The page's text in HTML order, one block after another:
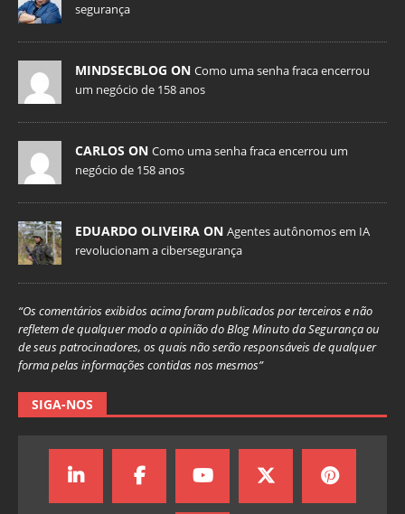
segurança
MINDSECBLOG ON Como uma senha fraca encerrou
um negócio de 158 anos
CARLOS ON Como uma senha fraca encerrou um
negócio de 158 anos
EDUARDO OLIVEIRA ON Agentes autônomos em IA
revolucionam a cibersegurança
“Os comentários exibidos acima foram publicados por terceiros e não
refletem de qualquer modo a opinião do Blog Minuto da Segurança ou
de seus patrocinadores, os quais não serão responsáveis de qualquer
forma pelas informações contidas nos mesmos”
SIGA-NOS